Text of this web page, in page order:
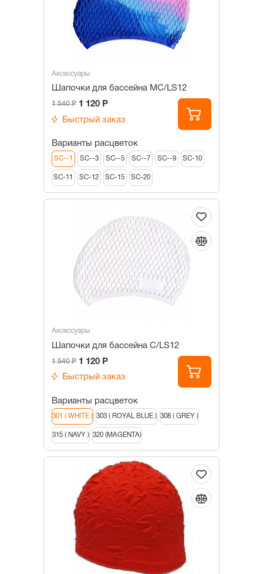
Аксессуары
Шапочки для бассейна МС/LS12
1 540 Р 1 120 Р
Быстрый заказ
Варианты расцветок
SC--1 SC--3 SC--5 SC--7 SC--9 SC-10
SC-11 SC-12 SC-15 SC-20
Аксессуары
Шапочки для бассейна С/LS12
1 540 Р 1 120 Р
Быстрый заказ
Варианты расцветок
301 ( WHITE ) 303 ( ROYAL BLUE ) 308 ( GREY )
315 ( NAVY ) 320 (MAGENTA)